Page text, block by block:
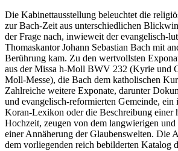
Die Kabinettausstellung beleuchtet die
zur Bach-Zeit aus unterschiedlichen
der Frage nach, inwieweit der evangelisch-
Thomaskantor Johann Sebastian Bach mit
Berührung kam. Zu den wertvollsten
aus der Missa h-Moll BWV 232 (Kyrie und
Moll-Messe), die Bach dem katholischen
Zahlreiche weitere Exponate, darunter
und evangelisch-reformierten Gemeinde, ein
Koran-Lexikon oder die Beschreibung einer
Hochzeit, zeugen von dem langwierigen und
einer Annäherung der Glaubenswelten. Die
dem vorliegenden reich bebilderten Katalog